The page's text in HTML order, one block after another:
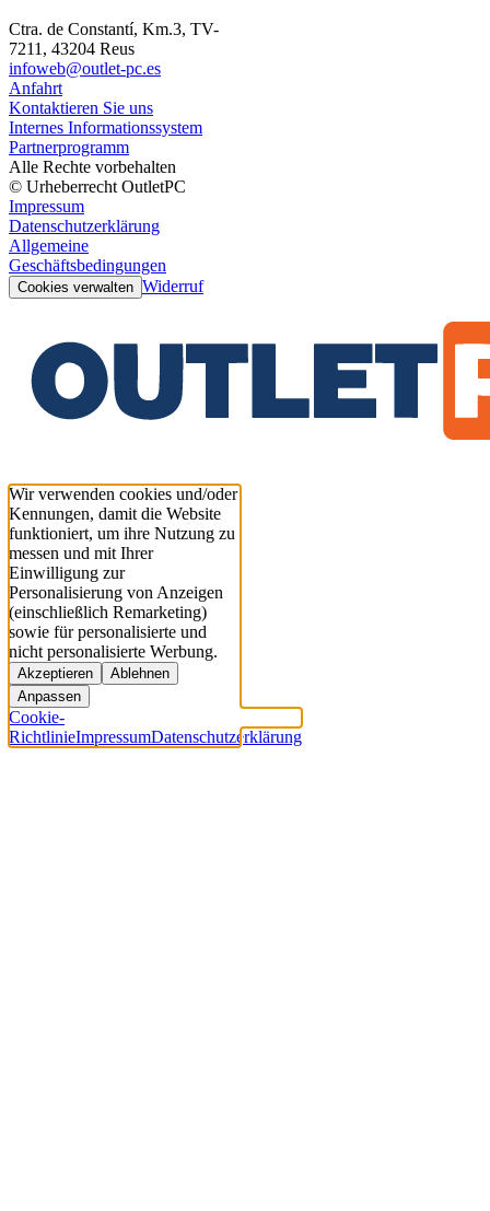
Ctra. de Constantí, Km.3, TV-
7211, 43204 Reus
infoweb@outlet-pc.es
Anfahrt
Kontaktieren Sie uns
Internes Informationssystem
Partnerprogramm
Alle Rechte vorbehalten
© Urheberrecht OutletPC
Impressum
Datenschutzerklärung
Allgemeine
Geschäftsbedingungen
Cookies verwalten Widerruf
Wir verwenden cookies und/oder
Kennungen, damit die Website
funktioniert, um ihre Nutzung zu
messen und mit Ihrer
Einwilligung zur
Personalisierung von Anzeigen
(einschließlich Remarketing)
sowie für personalisierte und
nicht personalisierte Werbung.
Akzeptieren
Ablehnen
Anpassen
Cookie-
RichtlinieImpressumDatenschutzerklärung